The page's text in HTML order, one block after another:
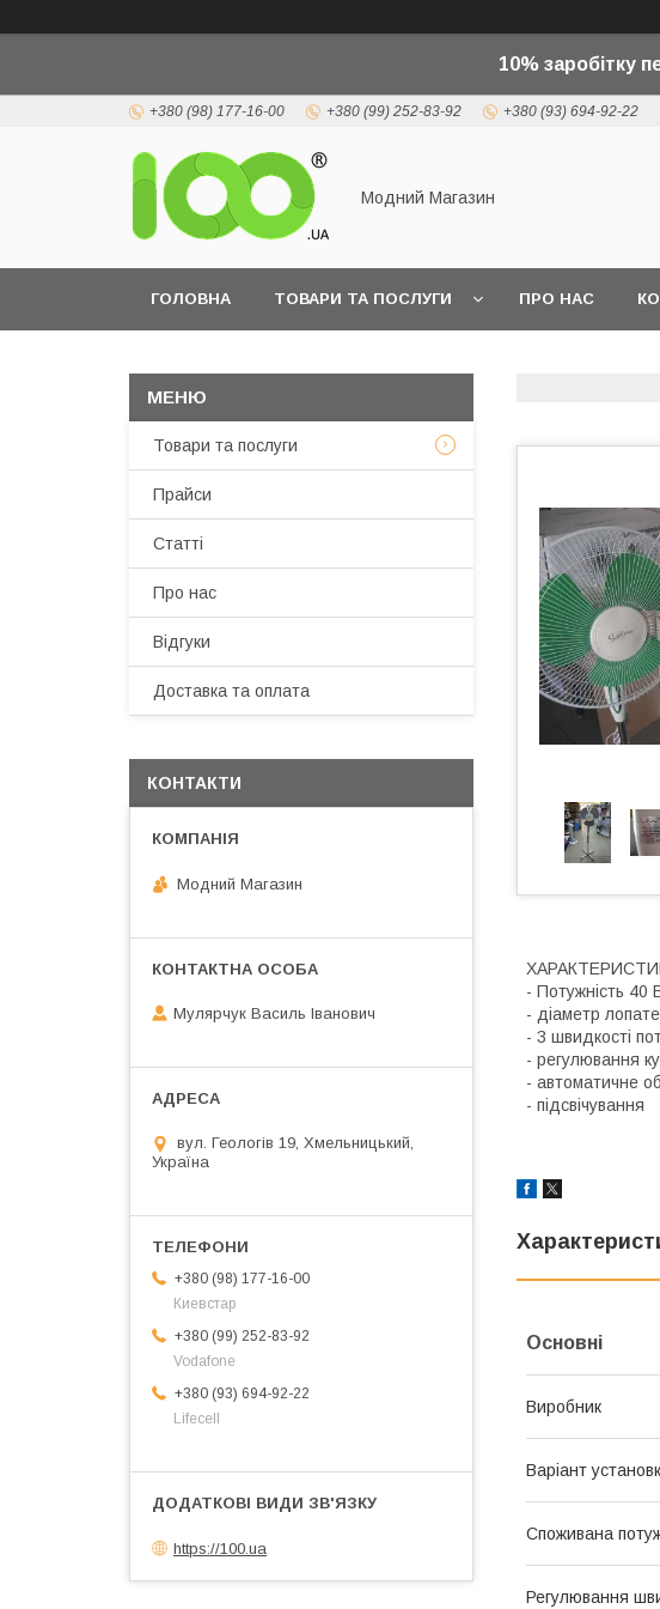
10% заробітку
+380 (98) 177-16-00 +380 (99) 252-83-92 +380 (93) 694-92-22
Модний Магазин
ГОЛОВНА ТОВАРИ ТА ПОСЛУГИ ПРО НАС
- Потужність 40
- діаметр
- 3 швидкості
- регулювання
- автоматичне
- підсвічування
Основні
Виробник
Варіант
Споживана
Регулювання
Товари та послуги
Прайси
Статті
Про нас
Відгуки
Доставка та оплата
КОНТАКТИ
Модний Магазин
Мулярчук Василь Іванович
вул. Геологів 19, Хмельницький,
Україна
+380 (98) 177-16-00
Киевстар
+380 (99) 252-83-92
Vodafone
+380 (93) 694-92-22
Lifecell
https://100.ua